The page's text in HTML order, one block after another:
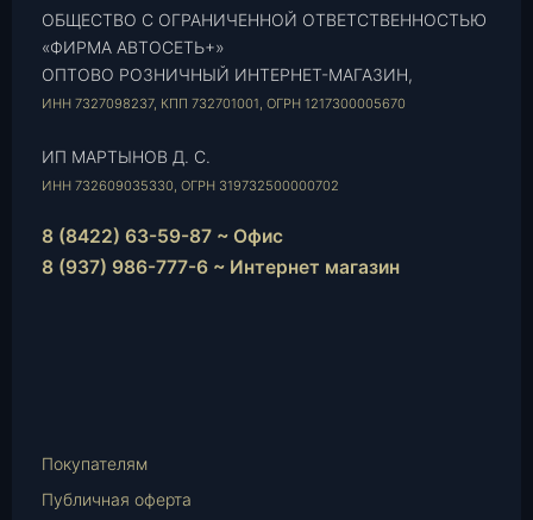
ОБЩЕСТВО С ОГРАНИЧЕННОЙ ОТВЕТСТВЕННОСТЬЮ
«ФИРМА АВТОСЕТЬ+»
ОПТОВО РОЗНИЧНЫЙ ИНТЕРНЕТ-МАГАЗИН,
ИНН 7327098237, КПП 732701001, ОГРН 1217300005670
ИП МАРТЫНОВ Д. С.
ИНН 732609035330, ОГРН 319732500000702
8 (8422) 63-59-87 ~ Офис
8 (937) 986-777-6 ~ Интернет магазин
Mail
Покупателям
Публичная оферта